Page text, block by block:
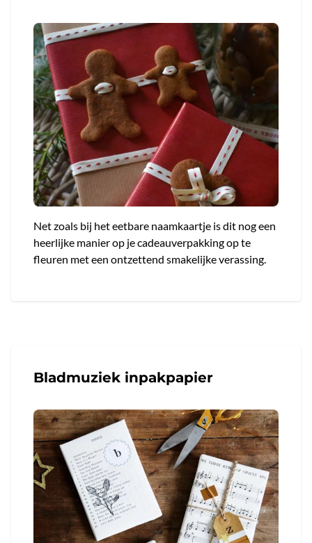
Net zoals bij het eetbare naamkaartje is dit nog een
heerlijke manier op je cadeauverpakking op te
fleuren met een ontzettend smakelijke verassing.
Bladmuziek inpakpapier